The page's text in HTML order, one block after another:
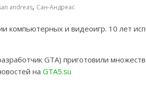
andreas, Сан-Андреас
компьютерных и видеоигр. 10 лет
GTA) приготовили
на GTA5.su